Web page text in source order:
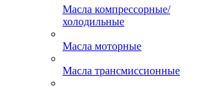
Масла компрессорные/
холодильные
Масла моторные
Масла трансмиссионные